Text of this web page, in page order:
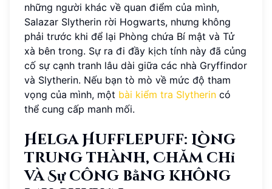
những người khác về quan điểm của mình,
Salazar Slytherin rời Hogwarts, nhưng không
phải trước khi để lại Phòng chứa Bí mật và Tử
xà bên trong. Sự ra đi đầy kịch tính này đã củng
cố sự cạnh tranh lâu dài giữa các nhà Gryffindor
và Slytherin. Nếu bạn tò mò về mức độ tham
vọng của mình, một bài kiểm tra Slytherin có
thể cung cấp manh mối.
Helga Hufflepuff: Lòng
trung thành, Chăm chỉ
và Sự công bằng không